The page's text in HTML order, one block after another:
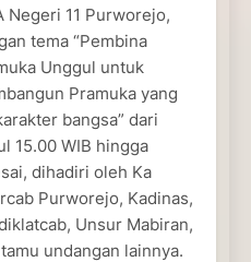
Negeri 11 Purworejo,
tema “Pembina
Unggul untuk
Pramuka yang
bangsa” dari
15.00 WIB hingga
dihadiri oleh Ka
Purworejo, Kadinas,
Unsur Mabiran,
undangan lainnya.